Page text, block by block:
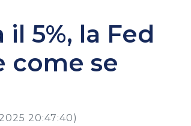
5%, la Fed
come se
20:47:40)